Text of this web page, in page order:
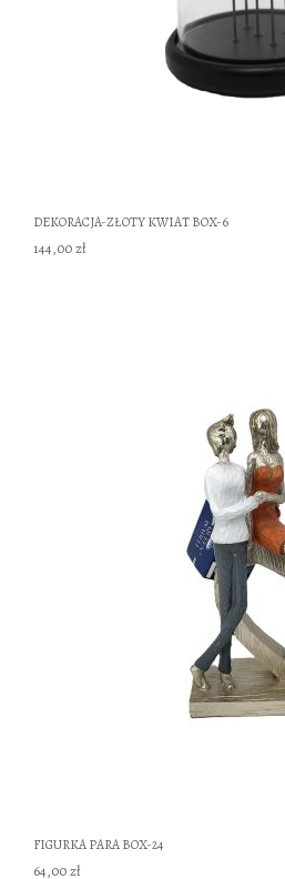
DEKORACJA-ZŁOTY KWIAT BOX-6
144,00 zł
FIGURKA PARA BOX-24
64,00 zł